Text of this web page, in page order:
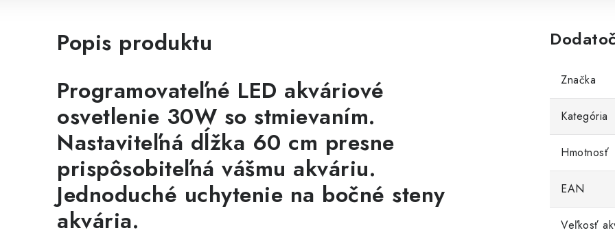
Popis produktu
Programovateľné LED akváriové
osvetlenie 30W so stmievaním.
Nastaviteľná dĺžka 60 cm presne
prispôsobiteľná vášmu akváriu.
Jednoduché uchytenie na bočné steny
akvária.
Značka
Kategória
Hmotnosť
EAN
Veľkosť